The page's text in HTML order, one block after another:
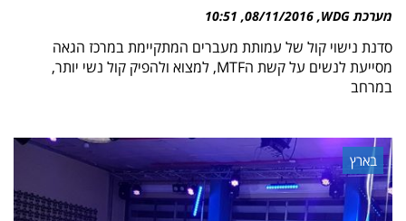
מערכת WDG 08/11/2016
10:51
סדנת נישוי קול של עמותת מעברים המתקיימת במרכז הגאה
מסייעת לנשים על קשת הMTF, למצוא ולהפיק קול נשי יותר,
במרחב
בארץ